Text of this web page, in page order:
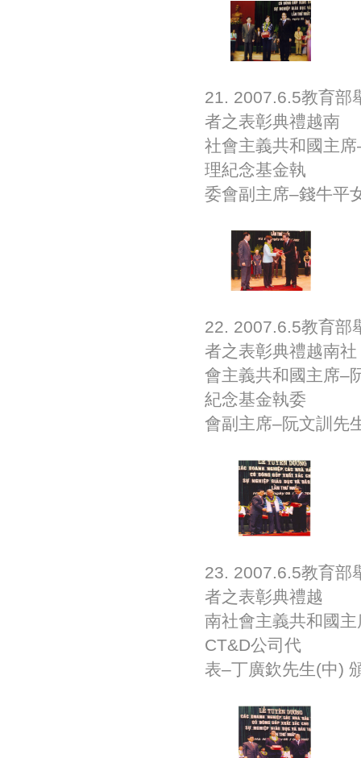
21. 2007.6.5教育部
者之表彰典禮越南
社會主義共和國主
理紀念基金執
委會副主席–錢牛平
22. 2007.6.5教育部
者之表彰典禮越南社
會主義共和國主席–
紀念基金執委
會副主席–阮文訓先
23. 2007.6.5教育部
者之表彰典禮越
南社會主義共和國
CT&D公司代
表–丁廣欽先生(中)